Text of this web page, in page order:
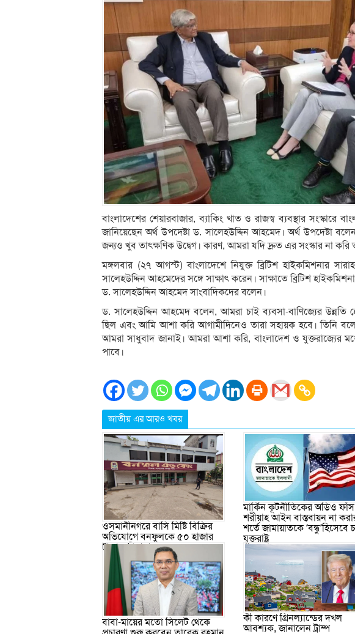
বাংলাদেশের শেয়ারবাজার, ব্যাকিং খাত ও রাজস্ব ব্যবস্থার সংস্কারে
জানিয়েছেন অর্থ উপদেষ্টা ড. সালেহউদ্দিন আহমেদ। অর্থ উপদেষ্টা
জন্যও খুব তাৎক্ষণিক উদ্বেগ। কারণ, আমরা যদি দ্রুত এর সংস্কার না
মঙ্গলবার (২৭ আগস্ট) বাংলাদেশে নিযুক্ত ব্রিটিশ হাইকমিশনার
সালেহউদ্দিন আহমেদের সঙ্গে সাক্ষাৎ করেন। সাক্ষাতে ব্রিটিশ
ড. সালেহউদ্দিন আহমেদ সাংবাদিকদের বলেন।
ড. সালেহউদ্দিন আহমেদ বলেন, আমরা চাই ব্যবসা-বাণিজ্যের
ছিল এবং আমি আশা করি আগামীদিনেও তারা সহায়ক হবে। তিনি
আমরা সাধুবাদ জানাই। আমরা আশা করি, বাংলাদেশ ও যুক্তরাজ্যের
পাবে।
জাতীয় এর আরও খবর
ওসমানীনগরে বাসি মিষ্টি বিক্রির
অভিযোগে বনফুলকে ৫০ হাজার
টাকা জরিমানা
মার্কিন কূটনীতিকের অডিও
শরীয়াহ আইন বাস্তবায়ন না
শর্তে জামায়াতকে ‘বন্ধু’হিসেবে
যুক্তরাষ্ট্র
বাবা-মায়ের মতো সিলেট থেকে
কী কারণে গ্রিনল্যান্ডের দখল
আবশ্যক, জানালেন ট্রাম্প